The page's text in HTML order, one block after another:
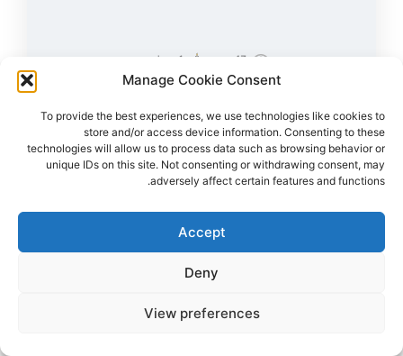
Manage Cookie Consent
To provide the best experiences, we use technologies like cookies to
store and/or access device information. Consenting to these
technologies will allow us to process data such as browsing behavior or
unique IDs on this site. Not consenting or withdrawing consent, may
adversely affect certain features and functions.
Accept
Deny
View preferences
43
1 הדליקו נר
לירז אסולין ז"ל38, קרית מלאכי
לפוסט המלא הדלקת נר